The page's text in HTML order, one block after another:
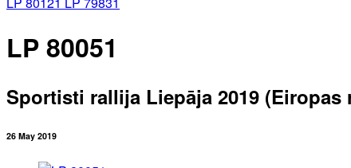
LP 80051
Sportisti rallija Liepāja 2019
26 May 2019